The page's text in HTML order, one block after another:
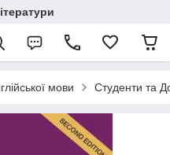
мови Студенти та